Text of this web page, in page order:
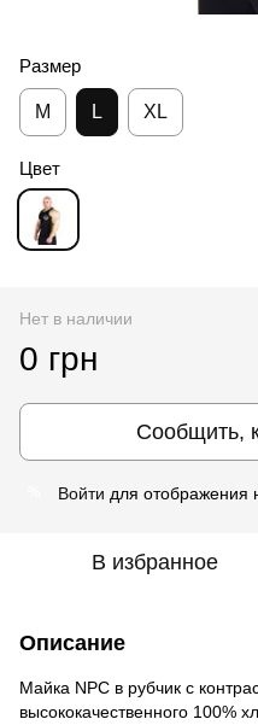
Размер
M L XL
Цвет
Нет в наличии
0 грн
Сообщить,
Войти для отображения
В избранное
Описание
Майка NPC в рубчик с
высококачественного 100%